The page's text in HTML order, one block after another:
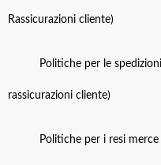
Rassicurazioni cliente)
Politiche per le
rassicurazioni cliente)
Politiche per i resi